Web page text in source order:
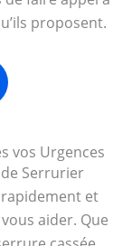
proposent.
vos Urgences
Serrurier
et
aider. Que